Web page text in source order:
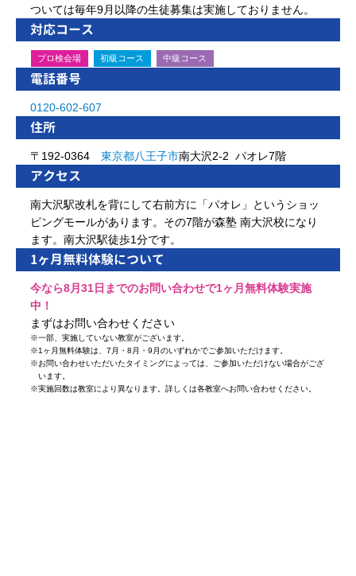
ついては毎年9月以降の生徒募集は実施しておりません。
対応コース
プロ検会場 初級コース 中級コース
電話番号
0120-602-607
住所
〒192-0364 東京都八王子市南大沢2-2 パオレ7階
アクセス
南大沢駅改札を背にして右前方に「パオレ」というショッ
ピングモールがあります。その7階が森塾 南大沢校になり
ます。南大沢駅徒歩1分です。
1ヶ月無料体験について
今なら8月31日までのお問い合わせで1ヶ月無料体験実施
中！
まずはお問い合わせください
※一部、実施していない教室がございます。
※1ヶ月無料体験は、7月・8月・9月のいずれかでご参加いただけます。
※お問い合わせいただいたタイミングによっては、ご参加いただけない場合がござ
います。
※実施回数は教室により異なります。詳しくは各教室へお問い合わせください。